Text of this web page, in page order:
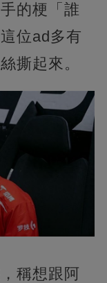
的梗「誰
位ad多有
撕起來。
稱想跟阿